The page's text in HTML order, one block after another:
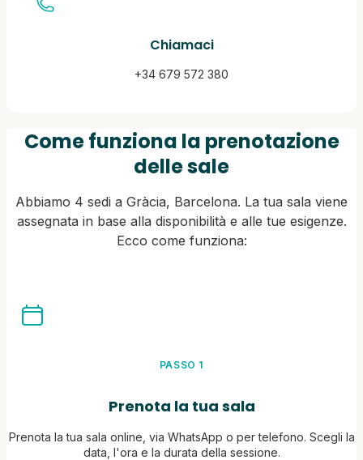
Chiamaci
+34 679 572 380
Come funziona la prenotazione
delle sale
Abbiamo 4 sedi a Gràcia, Barcelona. La tua sala viene
assegnata in base alla disponibilità e alle tue esigenze.
Ecco come funziona:
PASSO 1
Prenota la tua sala
Prenota la tua sala online, via WhatsApp o per telefono. Scegli la
data, l'ora e la durata della sessione.